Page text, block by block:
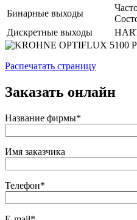
Бинарные выходы
Дискретные выходы
Распечатать страницу
Заказать онлайн
Название фирмы*
Имя заказчика
Телефон*